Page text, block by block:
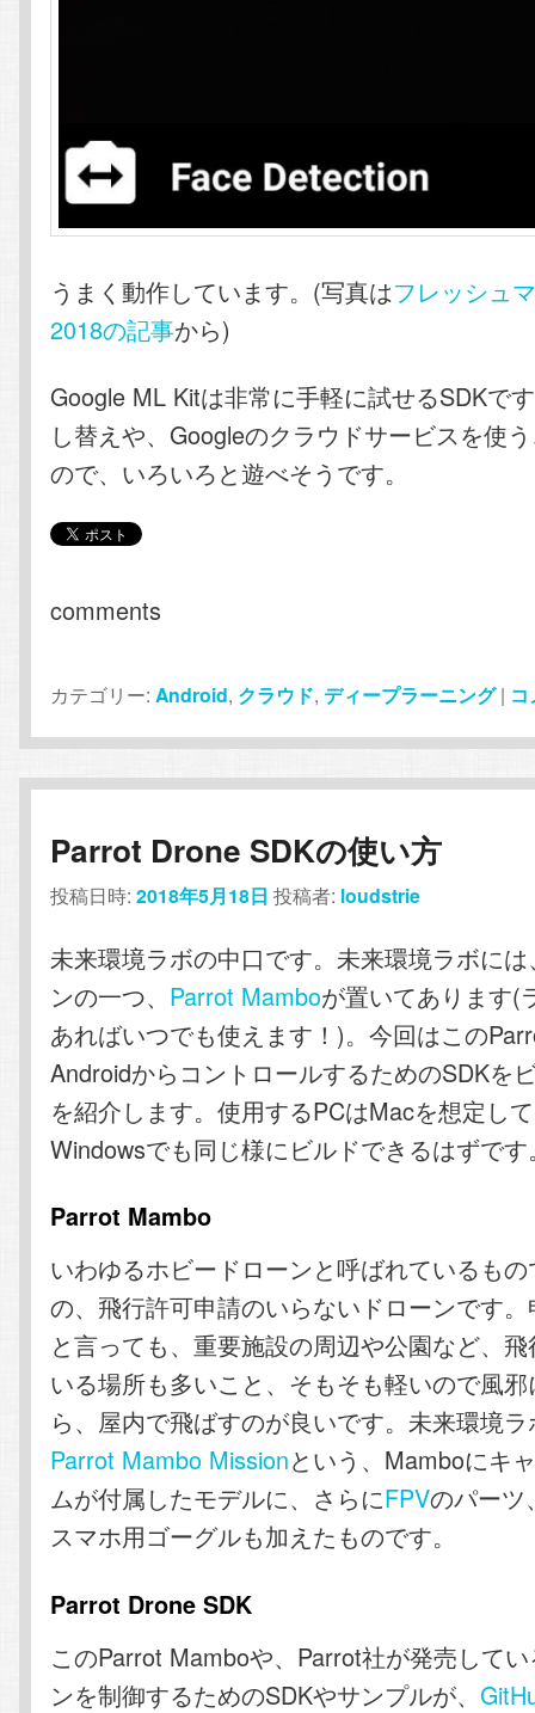
うまく動作しています。(写真はフレッシュ
2018の記事から)
Google ML Kitは非常に手軽に試せるSDKで
し替えや、Googleのクラウドサービスを使
ので、いろいろと遊べそうです。
comments
カテゴリー: Android, クラウド,ディープラーニング |
Parrot Drone SDKの使い方
投稿日時:2018年5月18日 投稿者: loudstrie
未来環境ラボの中口です。未来環境ラボに
ンの一つ、 Parrot Mamboが置いてあります(
あればいつでも使えます！)。今回はこの
AndroidからコントロールするためのSDKを
を紹介します。使用するPCはMacを想定し
Windowsでも同じ様にビルドできるはずです
Parrot Mambo
いわゆるホビードローンと呼ばれているも
の、飛行許可申請のいらないドローンです
と言っても、重要施設の周辺や公園など、
いる場所も多いこと、そもそも軽いので風
ら、屋内で飛ばすのが良いです。未来環境
Parrot Mambo Missionという、Mamboにキ
ムが付属したモデルに、さらにFPVのパーツ
スマホ用ゴーグルも加えたものです。
Parrot Drone SDK
このParrot Mamboや、Parrot社が発売して
ンを制御するためのSDKやサンプルが、